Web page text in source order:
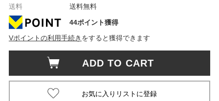
送料
送料無料
44ポイント獲得
Vポイントの利用手続き をすると獲得できます
ADD TO CART